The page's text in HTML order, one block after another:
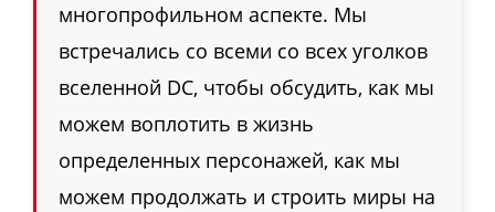
многопрофильном аспекте. Мы
встречались со всеми со всех уголков
вселенной DC, чтобы обсудить, как мы
можем воплотить в жизнь
определенных персонажей, как мы
можем продолжать и строить миры на